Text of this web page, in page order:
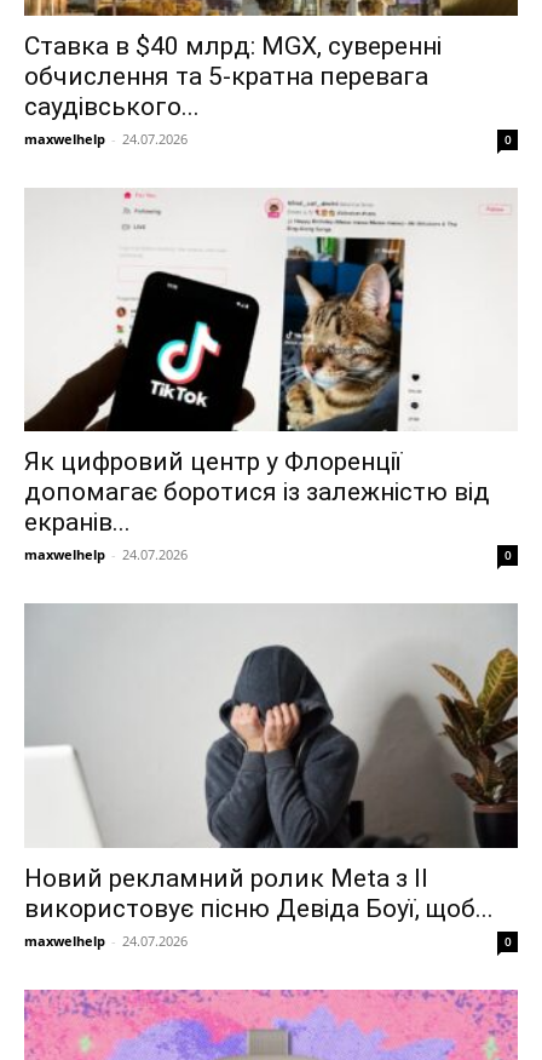
Ставка в $40 млрд: MGX, суверенні
обчислення та 5-кратна перевага
саудівського...
maxwelhelp - 24.07.2026 0
Як цифровий центр у Флоренції
допомагає боротися із залежністю від
екранів...
maxwelhelp - 24.07.2026 0
Новий рекламний ролик Meta з ІІ
використовує пісню Девіда Боуї, щоб...
maxwelhelp - 24.07.2026 0